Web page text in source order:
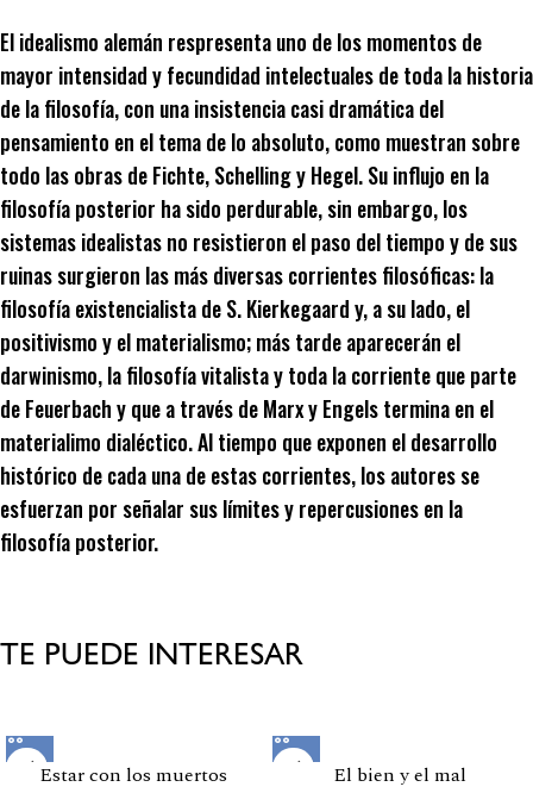
El idealismo alemán respresenta uno de los momentos de
mayor intensidad y fecundidad intelectuales de toda la historia
de la filosofía, con una insistencia casi dramática del
pensamiento en el tema de lo absoluto, como muestran sobre
todo las obras de Fichte, Schelling y Hegel. Su influjo en la
filosofía posterior ha sido perdurable, sin embargo, los
sistemas idealistas no resistieron el paso del tiempo y de sus
ruinas surgieron las más diversas corrientes filosóficas: la
filosofía existencialista de S. Kierkegaard y, a su lado, el
positivismo y el materialismo; más tarde aparecerán el
darwinismo, la filosofía vitalista y toda la corriente que parte
de Feuerbach y que a través de Marx y Engels termina en el
materialimo dialéctico. Al tiempo que exponen el desarrollo
histórico de cada una de estas corrientes, los autores se
esfuerzan por señalar sus límites y repercusiones en la
filosofía posterior.
TE PUEDE INTERESAR
Estar con los muertos El bien y el mal